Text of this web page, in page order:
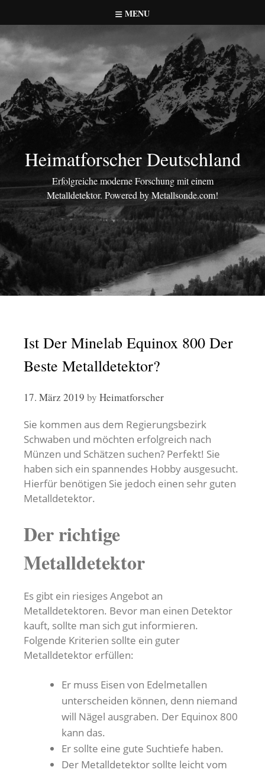
to
content
MENU
Heimatforscher Deutschland
Erfolgreiche moderne Forschung mit einem
Metalldetektor. Powered by Metallsonde.com!
Ist Der Minelab Equinox 800 Der
Beste Metalldetektor?
17. März 2019 by Heimatforscher
Sie kommen aus dem Regierungsbezirk
Schwaben und möchten erfolgreich nach
Münzen und Schätzen suchen? Perfekt! Sie
haben sich ein spannendes Hobby ausgesucht.
Hierfür benötigen Sie jedoch einen sehr guten
Metalldetektor.
Der richtige
Metalldetektor
Es gibt ein riesiges Angebot an
Metalldetektoren. Bevor man einen Detektor
kauft, sollte man sich gut informieren.
Folgende Kriterien sollte ein guter
Metalldetektor erfüllen:
Er muss Eisen von Edelmetallen
unterscheiden können, denn niemand
will Nägel ausgraben. Der Equinox 800
kann das.
Er sollte eine gute Suchtiefe haben.
Der Metalldetektor sollte leicht vom